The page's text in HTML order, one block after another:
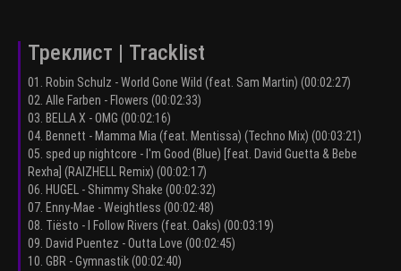
Треклист | Tracklist
01. Robin Schulz - World Gone Wild (feat. Sam Martin) (00:02:27)
02. Alle Farben - Flowers (00:02:33)
03. BELLA X - OMG (00:02:16)
04. Bennett - Mamma Mia (feat. Mentissa) (Techno Mix) (00:03:21)
05. sped up nightcore - I'm Good (Blue) [feat. David Guetta & Bebe
Rexha] (RAIZHELL Remix) (00:02:17)
06. HUGEL - Shimmy Shake (00:02:32)
07. Enny-Mae - Weightless (00:02:48)
08. Tiësto - I Follow Rivers (feat. Oaks) (00:03:19)
09. David Puentez - Outta Love (00:02:45)
10. GBR - Gymnastik (00:02:40)